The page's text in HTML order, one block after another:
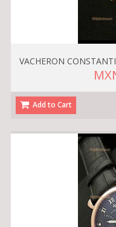
VACHERON
Add to Cart